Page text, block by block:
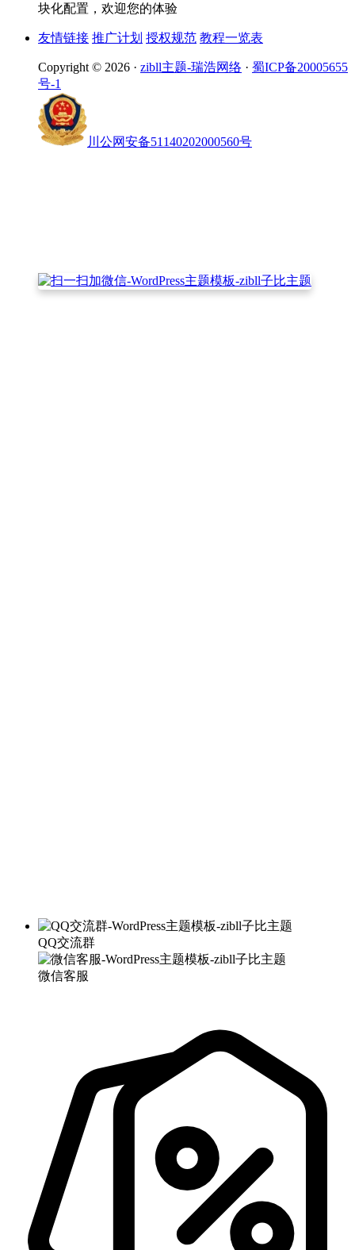
块化配置，欢迎您的体验
友情链接 推广计划 授权规范 教程一览表
Copyright © 2026 · zibll主题-瑞浩网络 · 蜀ICP备20005655
号-1
川公网安备51140202000560号
QQ交流群
微信客服